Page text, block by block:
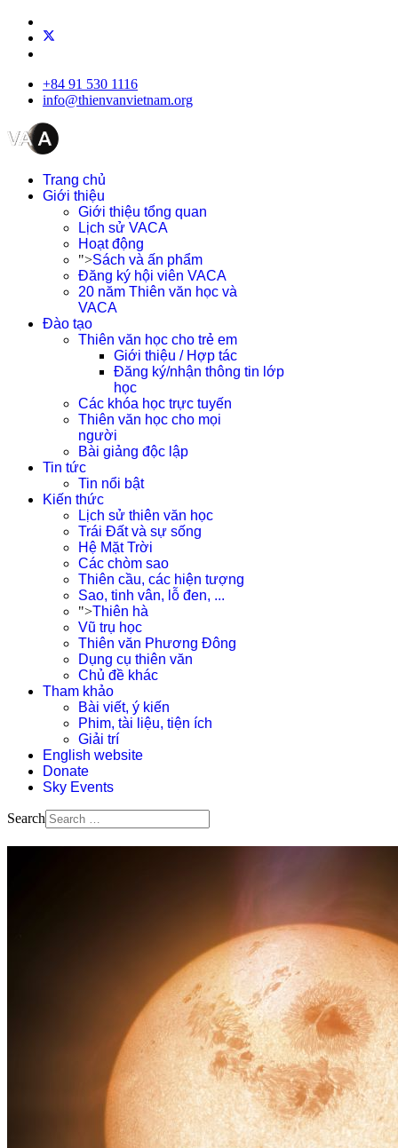
+84 91 530 1116
info@thienvanvietnam.org
Trang chủ
Giới thiệu
Giới thiệu tổng quan
Lịch sử VACA
Hoạt động
">Sách và ấn phẩm
Đăng ký hội viên VACA
20 năm Thiên văn học và
VACA
Đào tạo
Thiên văn học cho trẻ em
Giới thiệu / Hợp tác
Đăng ký/nhận thông tin lớp
học
Các khóa học trực tuyến
Thiên văn học cho mọi
người
Bài giảng độc lập
Tin tức
Tin nổi bật
Kiến thức
Lịch sử thiên văn học
Trái Đất và sự sống
Hệ Mặt Trời
Các chòm sao
Thiên cầu, các hiện tượng
Sao, tinh vân, lỗ đen, ...
">Thiên hà
Vũ trụ học
Thiên văn Phương Đông
Dụng cụ thiên văn
Chủ đề khác
Tham khảo
Bài viết, ý kiến
Phim, tài liệu, tiện ích
Giải trí
English website
Donate
Sky Events
Search